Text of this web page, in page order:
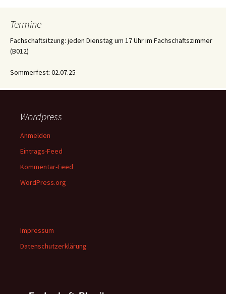
Termine
Fachschaftsitzung: jeden Dienstag um 17 Uhr im Fachschaftszimmer
(B012)
Sommerfest: 02.07.25
Wordpress
Anmelden
Eintrags-Feed
Kommentar-Feed
WordPress.org
Impressum
Datenschutzerklärung